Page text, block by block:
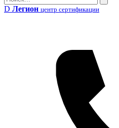
Поиск
D Легион центр сертификации